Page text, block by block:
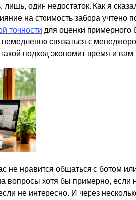
лишь, один недостаток. Как я
на стоимость забора
точности для оценки
немедленно связаться с
такой подход экономит время и вам
не нравится общаться с ботом
вопросы хотя бы примерно,
не интересно. И через